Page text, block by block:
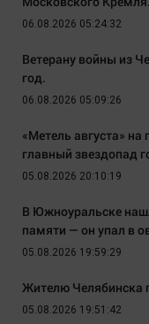
06.08.2026 05:24:32
Ветерану войны из
год.
06.08.2026 05:09:26
«Метель августа»
главный звездопад
05.08.2026 20:10:19
В Южноуральске
памяти — он упал в
05.08.2026 19:59:29
Жителю Челябинска
05.08.2026 19:51:42